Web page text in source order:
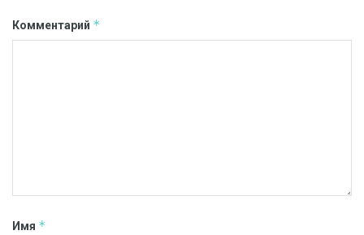
Комментарий *
Имя *